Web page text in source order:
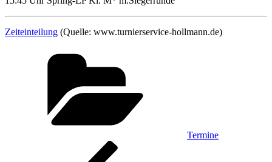
Zeiteinteilung (Quelle: www.turnierservice-hollmann.de)
Termine
Beitragsnavigation